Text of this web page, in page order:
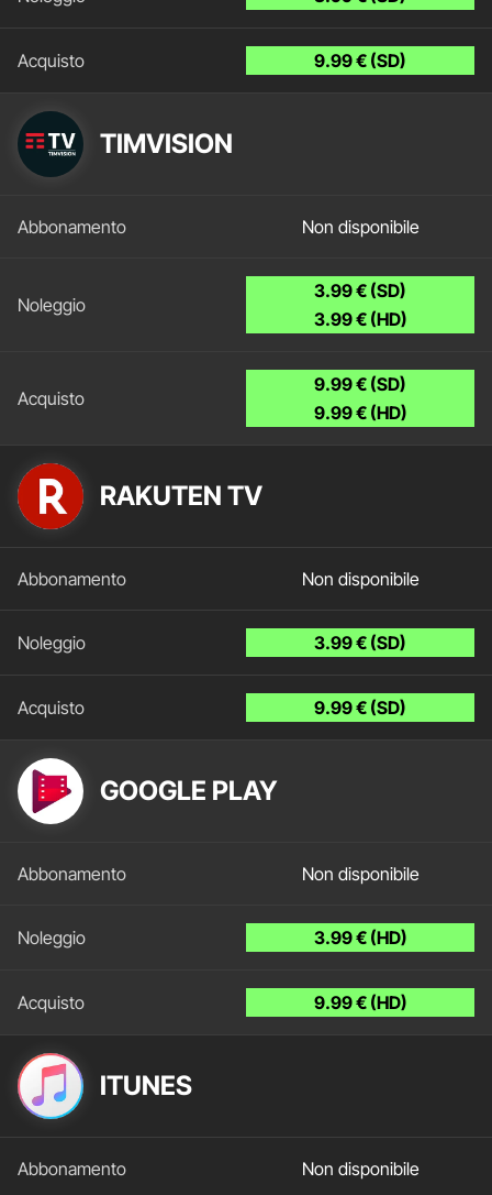
9.99 € (SD)
TIMVISION
Non disponibile
3.99 € (SD)
3.99 € (HD)
9.99 € (SD)
9.99 € (HD)
RAKUTEN TV
Non disponibile
3.99 € (SD)
9.99 € (SD)
GOOGLE PLAY
Non disponibile
3.99 € (HD)
9.99 € (HD)
ITUNES
Non disponibile